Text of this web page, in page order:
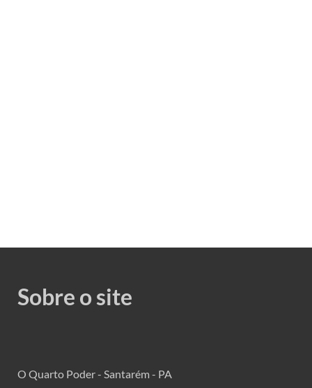
Sobre o site
O Quarto Poder - Santarém - PA